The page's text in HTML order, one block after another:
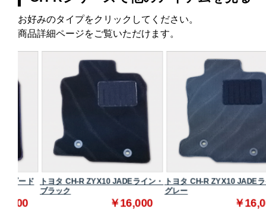
お好みのタイプをクリックしてください。
商品詳細ページをご覧いただけます。
トヨタ CH-R ZYX10 JADEライン・
ブラック
￥16,000
トヨタ CH-R ZYX10 JADEライン・
グレー
￥16,000